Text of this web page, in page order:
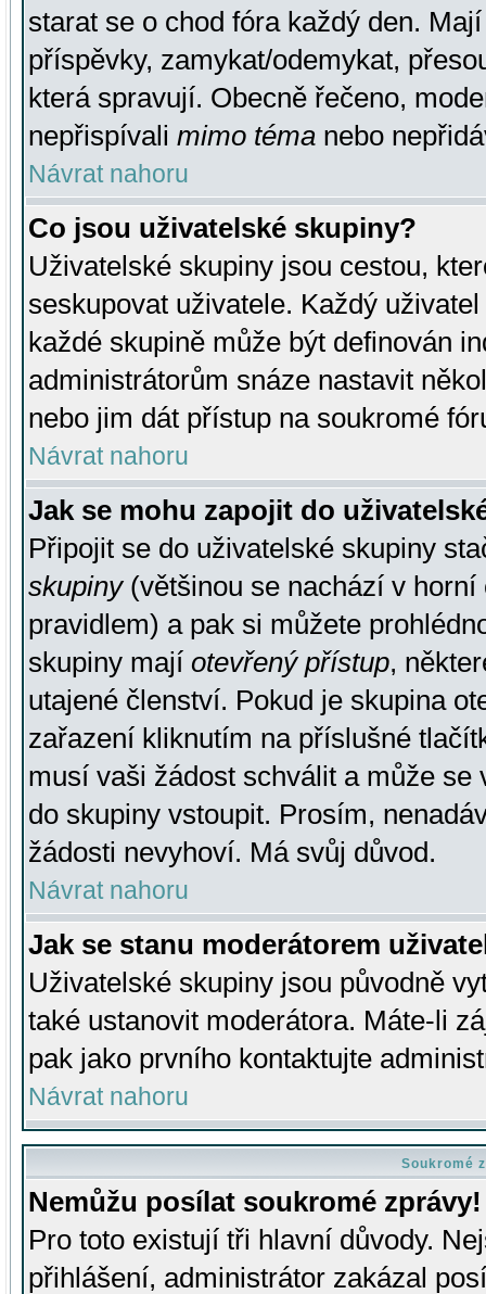
starat se o chod fóra každý den.
příspěvky, zamykat/odemykat,
která spravují. Obecně řečeno,
nepřispívali mimo téma nebo
Návrat nahoru
Co jsou uživatelské skupiny?
Uživatelské skupiny jsou cestou,
seskupovat uživatele. Každý
každé skupině může být definován
administrátorům snáze nastavit
nebo jim dát přístup na soukromé
Návrat nahoru
Jak se mohu zapojit do
Připojit se do uživatelské skupiny
skupiny(většinou se nachází v horní
pravidlem) a pak si můžete
skupiny mají otevřený přístup,
utajené členství. Pokud je skupina
zařazení kliknutím na příslušné
musí vaši žádost schválit a může se
do skupiny vstoupit. Prosím,
žádosti nevyhoví. Má svůj důvod.
Návrat nahoru
Jak se stanu moderátorem
Uživatelské skupiny jsou původně
také ustanovit moderátora. Máte-li
pak jako prvního kontaktujte
Návrat nahoru
Soukromé
Nemůžu posílat soukromé zprávy!
Pro toto existují tři hlavní důvody.
přihlášení, administrátor zakázal